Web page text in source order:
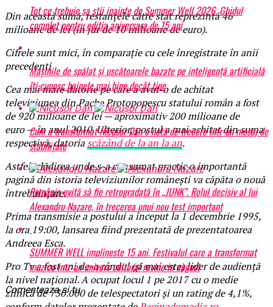
Din această sumă, restanțele către stat reprezintă 46
milioane de lei (în jur de 10 milioane de euro).
Cifrele sunt mici, în comparație cu cele înregistrate în anii
precedenți
Cea mai mare datorie pe care a avut-o de achitat
televiziunea din Pache Protopopescu statului român a fost
de 920 milioane de lei — aproximativ 200 milioane de
euro — în anul 2010. Ulterior, postul a mai achitat din suma
respectivă, datoriascăzând de la an la an.
Astfel, clădirea unde s-a consumat practic o importantă
pagină din istoria televiziunilor românești va căpăta o nouă
întrebuințare.
Prima transmisie a postului a început la 1 decembrie 1995,
la ora 19:00, lansarea fiind prezentată de prezentatoarea
Andreea Esca.
Pro Tv a fost ani de-a rândul (și mai este) lider de audiență
la nivel național. A ocupat locul 1 pe 2017 cu o medie
zilnică de 730.000 de telespectatori și un rating de 4,1%,
Tot ce trebuie sa stii inainte de Summer Well 2026. Ghidul
complet pentru editia aniversara de 15 ani
Mașinile de spălat și uscătoarele bazate pe inteligență artificială
îți cunosc hainele mai bine decât tine
Cum a transformat Nicușor Dan o notă de trecere într-un mesaj de
stabilitate
România evită să fie retrogradată în „JUNK”. Rolul decisiv al lui
Alexandru Nazare, în trecerea unui nou test important
SUMMER WELL implineste 15 ani. Festivalul care a transformat
muzica intr-un univers cultural revine in august
Comenteaza si tu